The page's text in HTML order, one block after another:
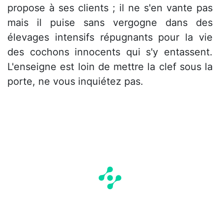
propose à ses clients ; il ne s'en vante pas
mais il puise sans vergogne dans des
élevages intensifs répugnants pour la vie
des cochons innocents qui s'y entassent.
L'enseigne est loin de mettre la clef sous la
porte, ne vous inquiétez pas.